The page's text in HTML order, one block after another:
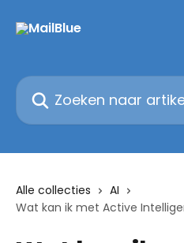
Zoeken naar artikelen ...
Alle collecties
AI
Wat kan ik met Active